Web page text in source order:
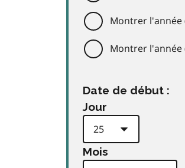
Montrer l'année
Montrer l'année
Date de début :
Jour
Mois